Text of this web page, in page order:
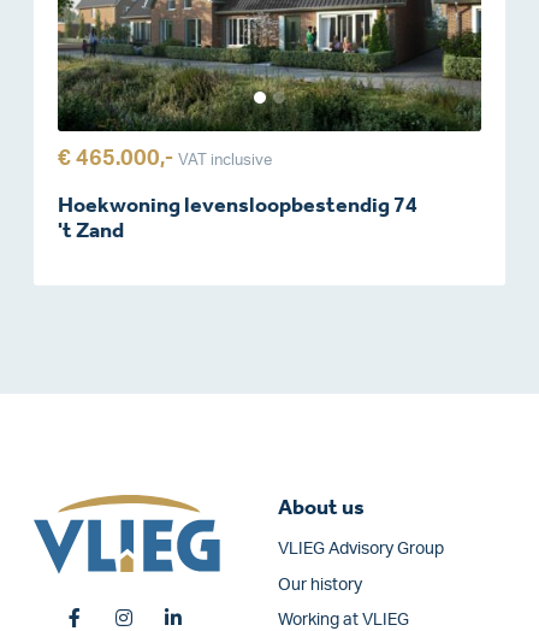
€ 465.000,- VAT inclusive
Hoekwoning levensloopbestendig 74
't Zand
About us
VLIEG Advisory Group
Our history
Working at VLIEG